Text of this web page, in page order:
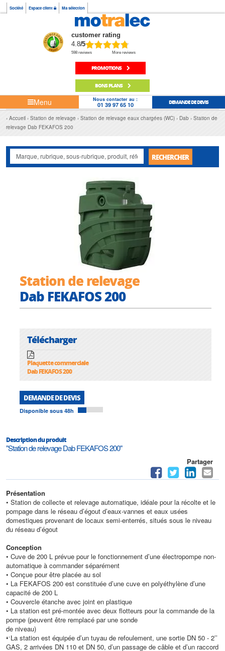
Société Espace client Ma sélection
customer rating
4.8/5
598 reviews More reviews
PROMOTIONS
BONS PLANS
Menu Nous contacter au :
01 39 97 65 10 DEMANDE DE DEVIS
Accueil Station de relevage Station de relevage eaux chargées (WC) Dab
Station de
relevage Dab FEKAFOS 200
RECHERCHER
Station de relevage
Dab FEKAFOS 200
Télécharger
Plaquette commerciale
Dab FEKAFOS 200
DEMANDE DE DEVIS
Disponible sous 48h
Description du produit
"Station de relevage Dab FEKAFOS 200"
Partager
Présentation
• Station de collecte et relevage automatique, idéale pour la récolte et le
pompage dans le réseau d’égout d’eaux-vannes et eaux usées
domestiques provenant de locaux semi-enterrés, situés sous le niveau
du réseau d’égout
Conception
• Cuve de 200 L prévue pour le fonctionnement d’une électropompe non-
automatique à commander séparément
• Conçue pour être placée au sol
• La FEKAFOS 200 est constituée d’une cuve en polyéthylène d’une
capacité de 200 L
• Couvercle étanche avec joint en plastique
• La station est pré-montée avec deux flotteurs pour la commande de la
pompe (peuvent être remplacé par une sonde
de niveau)
• La station est équipée d’un tuyau de refoulement, une sortie DN 50 - 2’’
GAS, 2 arrivées DN 110 et DN 50, d’un passage de câble et d’un raccord